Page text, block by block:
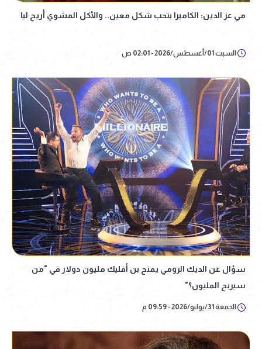
مي عز الدين: الكاميرا بتحب شكل معين.. والأكل المشوي أريح ليا
السبت 01/أغسطس/2026 - 02:01 ص
سؤال عن الديك الرومي يمنح بن أفليك مليون دولار في "من
سيربح المليون؟"
الجمعة 31/يوليو/2026 - 09:59 م